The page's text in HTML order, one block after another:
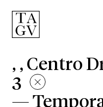
, , Centro
3
—